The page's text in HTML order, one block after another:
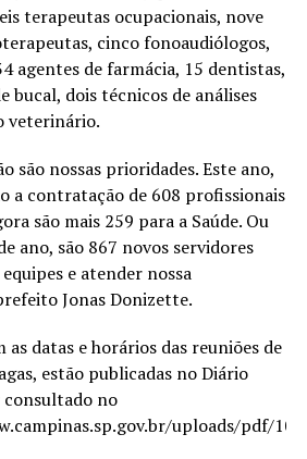
terapeutas ocupacionais, nove
cinco fonoaudiólogos,
agentes de farmácia, 15 dentistas,
bucal, dois técnicos de análises
veterinário.
são nossas prioridades. Este ano,
a contratação de 608 profissionais
são mais 259 para a Saúde. Ou
ano, são 867 novos servidores
e atender nossa
Jonas Donizette.
as datas e horários das reuniões de
estão publicadas no Diário
consultado no
uploads/pdf/